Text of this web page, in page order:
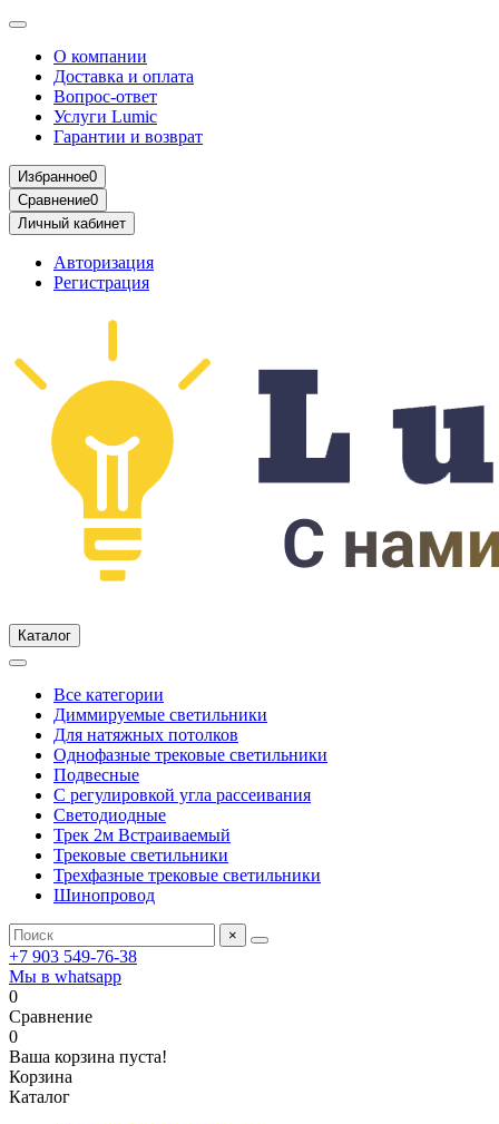
О компании
Доставка и оплата
Вопрос-ответ
Услуги Lumic
Гарантии и возврат
Избранное0
Сравнение0
Личный кабинет
Авторизация
Регистрация
Каталог
Все категории
Диммируемые светильники
Для натяжных потолков
Однофазные трековые светильники
Подвесные
С регулировкой угла рассеивания
Светодиодные
Трек 2м Встраиваемый
Трековые светильники
Трехфазные трековые светильники
Шинопровод
×
+7 903 549-76-38
Мы в whatsapp
0
Сравнение
0
Ваша корзина пуста!
Корзина
Каталог